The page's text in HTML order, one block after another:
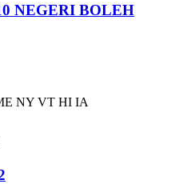
NEGERI BOLEH
NY VT HI IA